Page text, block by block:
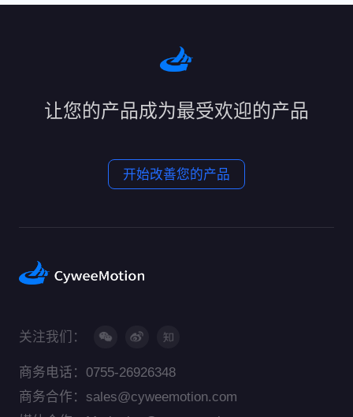
让您的产品成为最受欢迎的产品
开始改善您的产品
关注我们：
商务电话：0755-26926348
商务合作：sales@cyweemotion.com